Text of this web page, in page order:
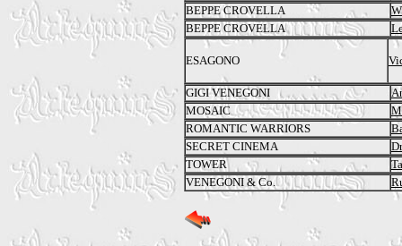
BEPPE CROVELLA
BEPPE CROVELLA
ESAGONO
GIGI VENEGONI
MOSAIC
ROMANTIC WARRIORS
SECRET CINEMA
TOWER
VENEGONI & Co.